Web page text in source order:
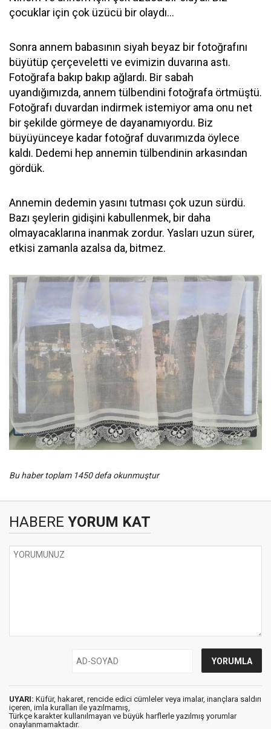
çocuklar için çok üzücü bir olaydı…
Sonra annem babasının siyah beyaz bir fotoğrafını
büyütüp çerçeveletti ve evimizin duvarına astı.
Fotoğrafa bakıp bakıp ağlardı. Bir sabah
uyandığımızda, annem tülbendini fotoğrafa örtmüştü.
Fotoğrafı duvardan indirmek istemiyor ama onu net
bir şekilde görmeye de dayanamıyordu. Biz
büyüyünceye kadar fotoğraf duvarımızda öylece
kaldı. Dedemi hep annemin tülbendinin arkasından
gördük.
Annemin dedemin yasını tutması çok uzun sürdü.
Bazı şeylerin gidişini kabullenmek, bir daha
olmayacaklarına inanmak zordur. Yasları uzun sürer,
etkisi zamanla azalsa da, bitmez.
Bu haber toplam 1450 defa okunmuştur
HABERE YORUM KAT
UYARI: Küfür, hakaret, rencide edici cümleler veya imalar, inançlara saldırı
içeren, imla kuralları ile yazılmamış,
Türkçe karakter kullanılmayan ve büyük harflerle yazılmış yorumlar
onaylanmamaktadır.